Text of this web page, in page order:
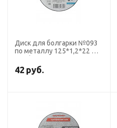
Диск для болгарки №093
по металлу 125*1,2*22 мм
тип 41
42 руб.